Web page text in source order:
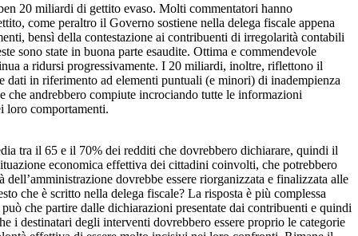
20 miliardi di gettito evaso. Molti commentatori hanno
come peraltro il Governo sostiene nella delega fiscale appena
bensì della contestazione ai contribuenti di irregolarità contabili
sono state in buona parte esaudite. Ottima e commendevole
a ridursi progressivamente. I 20 miliardi, inoltre, riflettono il
in riferimento ad elementi puntuali (e minori) di inadempienza
che andrebbero compiute incrociando tutte le informazioni
loro comportamenti.
tra il 65 e il 70% dei redditi che dovrebbero dichiarare, quindi il
economica effettiva dei cittadini coinvolti, che potrebbero
dovrebbe essere riorganizzata e finalizzata alle
che è scritto nella delega fiscale? La risposta è più complessa
che partire dalle dichiarazioni presentate dai contribuenti e quindi
i destinatari degli interventi dovrebbero essere proprio le categorie